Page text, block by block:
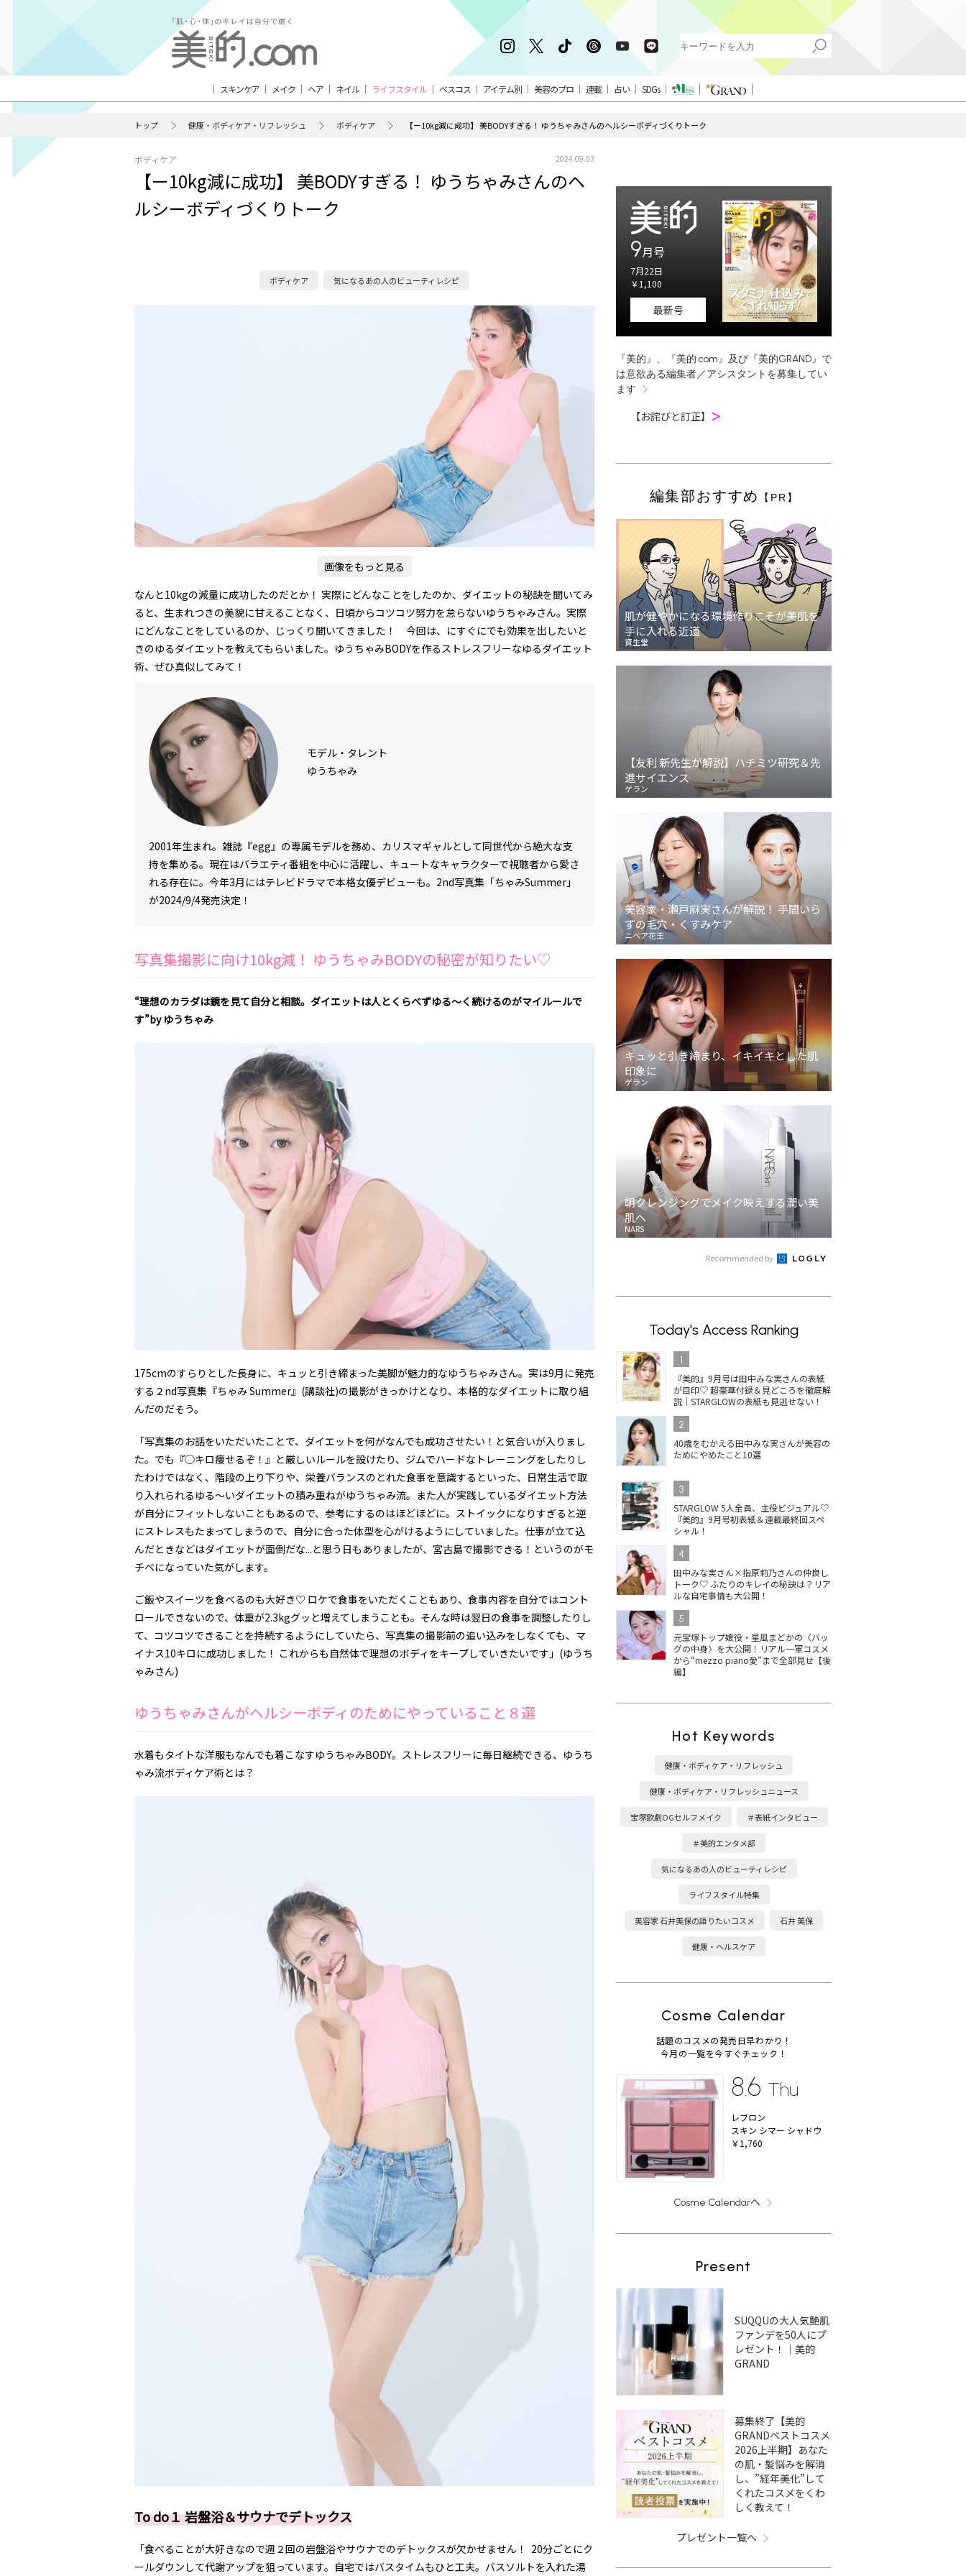
スキンケア メイク ヘア ネイル ライフスタイル ベスコス アイテム別 美容のプロ 連載 占い SDGs
トップ 健康・ボディケア・リフレッシュ ボディケア 【ー10kg減に成功】 美BODYすぎる！ ゆうちゃみさんのヘルシーボディづくりトーク
ボディケア 2024.09.03
【ー10kg減に成功】 美BODYすぎる！ ゆうちゃみさんのヘ
ルシーボディづくりトーク
ボディケア 気になるあの人のビューティレシピ
画像をもっと見る
なんと10kgの減量に成功したのだとか！ 実際にどんなことをしたのか、ダイエットの秘訣を聞いてみ
ると、生まれつきの美貌に甘えることなく、日頃からコツコツ努力を怠らないゆうちゃみさん。実際
にどんなことをしているのか、じっくり聞いてきました！ 今回は、にすぐにでも効果を出したいと
きのゆるダイエットを教えてもらいました。ゆうちゃみBODYを作るストレスフリーなゆるダイエット
術、ぜひ真似してみて！
モデル・タレント
ゆうちゃみ
2001年生まれ。雑誌『egg』の専属モデルを務め、カリスマギャルとして同世代から絶大な支
持を集める。現在はバラエティ番組を中心に活躍し、キュートなキャラクターで視聴者から愛さ
れる存在に。今年3月にはテレビドラマで本格女優デビューも。2nd写真集「ちゃみSummer」
が2024/9/4発売決定！
写真集撮影に向け10kg減！ ゆうちゃみBODYの秘密が知りたい♡
“理想のカラダは鏡を見て自分と相談。ダイエットは人とくらべずゆる〜く続けるのがマイルールで
す”by ゆうちゃみ
175cmのすらりとした長身に、キュッと引き締まった美脚が魅力的なゆうちゃみさん。実は9月に発売
する２nd写真集『ちゃみ Summer』(講談社)の撮影がきっかけとなり、本格的なダイエットに取り組
んだのだそう。
「写真集のお話をいただいたことで、ダイエットを何がなんでも成功させたい！と気合いが入りまし
た。でも『◯キロ痩せるぞ！』と厳しいルールを設けたり、ジムでハードなトレーニングをしたりし
たわけではなく、階段の上り下りや、栄養バランスのとれた食事を意識するといった、日常生活で取
り入れられるゆる〜いダイエットの積み重ねがゆうちゃみ流。また人が実践しているダイエット方法
が自分にフィットしないこともあるので、参考にするのはほどほどに。ストイックになりすぎると逆
にストレスもたまってしまうので、自分に合った体型を心がけるようにしていました。仕事が立て込
んだときなどはダイエットが面倒だな...と思う日もありましたが、宮古島で撮影できる！というのがモ
チベになっていた気がします。
ご飯やスイーツを食べるのも大好き♡ ロケで食事をいただくこともあり、食事内容を自分ではコント
ロールできないので、体重が2.3kgグッと増えてしまうことも。そんな時は翌日の食事を調整したりし
て、コツコツできることを持続するようにしていたら、写真集の撮影前の追い込みをしなくても、マ
イナス10キロに成功しました！ これからも自然体で理想のボディをキープしていきたいです」(ゆうち
ゃみさん)
ゆうちゃみさんがヘルシーボディのためにやっていること８選
水着もタイトな洋服もなんでも着こなすゆうちゃみBODY。ストレスフリーに毎日継続できる、ゆうち
ゃみ流ボディケア術とは？
To do１ 岩盤浴＆サウナでデトックス
「食べることが大好きなので週２回の岩盤浴やサウナでのデトックスが欠かせません！ 20分ごとにク
ールダウンして代謝アップを狙っています。自宅ではバスタイムもひと工夫。バスソルトを入れた湯
9月号
7月22日
￥1,100
最新号
『美的』、『美的.com』及び『美的GRAND』で
は意欲ある編集者／アシスタントを募集してい
ます
【お詫びと訂正】 ＞
編集部おすすめ 【PR】
肌が健やかになる環境作りこそが美肌を
手に入れる近道
資生堂
【友利 新先生が解説】ハチミツ研究＆先
進サイエンス
ゲラン
美容家・瀬戸麻実さんが解説！ 手間いら
ずの毛穴・くすみケア
ニベア花王
キュッと引き締まり、イキイキとした肌
印象に
ゲラン
朝クレンジングでメイク映えする潤い美
肌へ
NARS
Recommended by
Today's Access Ranking
1
『美的』9月号は田中みな実さんの表紙
が目印♡ 超豪華付録＆見どころを徹底解
説｜STARGLOWの表紙も見逃せない！
2
40歳をむかえる田中みな実さんが美容の
ためにやめたこと10選
3
STARGLOW 5人全員、主役ビジュアル♡
『美的』9月号初表紙＆連載最終回スペ
シャル！
4
田中みな実さん×指原莉乃さんの仲良し
トーク♡ ふたりのキレイの秘訣は？リア
ルな自宅事情も大公開！
5
元宝塚トップ娘役・星風まどかの〈バッ
グの中身〉を大公開！リアル一軍コスメ
から“mezzo piano愛”まで全部見せ【後
編】
Hot Keywords
健康・ボディケア・リフレッシュ
健康・ボディケア・リフレッシュニュース
宝塚歌劇OGセルフメイク ＃表紙インタビュー
＃美的エンタメ部
気になるあの人のビューティレシピ
ライフスタイル特集
美容家 石井美保の語りたいコスメ 石井 美保
健康・ヘルスケア
Cosme Calendar
話題のコスメの発売日早わかり！
今月の一覧を今すぐチェック！
8.6 Thu
レブロン
スキン シマー シャドウ
￥1,760
Cosme Calendarへ
Present
SUQQUの大人気艶肌
ファンデを50人にプ
レゼント！｜美的
GRAND
募集終了【美的
GRANDベストコスメ
2026上半期】あなた
の肌・髪悩みを解消
し、”経年美化”して
くれたコスメをくわ
しく教えて！
プレゼント一覧へ